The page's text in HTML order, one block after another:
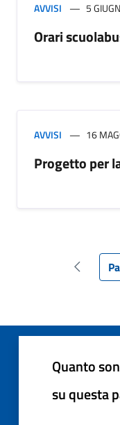
AVVISI 5
Orari
AVVISI 16
Progetto per
Pagina
Quanto
su questa